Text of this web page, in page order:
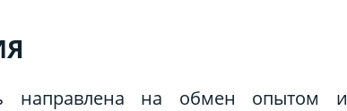
направлена на обмен опытом и